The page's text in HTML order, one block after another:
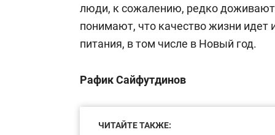
люди, к сожалению, редко
понимают, что качество жизни идет
питания, в том числе в Новый год.
Рафик Сайфутдинов
ЧИТАЙТЕ ТАКЖЕ: